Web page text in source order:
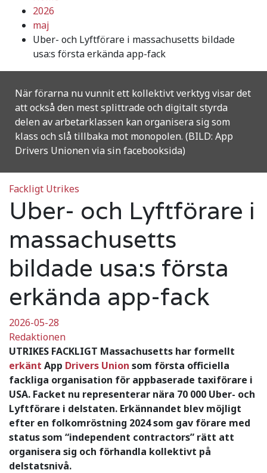
2026
maj
Uber- och Lyftförare i massachusetts bildade
usa:s första erkända app-fack
När förarna nu vunnit ett kollektivt verktyg visar det
att också den mest splittrade och digitalt styrda
delen av arbetarklassen kan organisera sig som
klass och slå tillbaka mot monopolen. (BILD: App
Drivers Unionen via sin facebooksida)
Fackligt Utrikes
Uber- och Lyftförare i
massachusetts
bildade usa:s första
erkända app-fack
2026-05-28
Redaktionen
UTRIKES FACKLIGT Massachusetts har formellt
erkänt App Drivers Union som första officiella
fackliga organisation för appbaserade taxiförare i
USA. Facket nu representerar nära 70 000 Uber- och
Lyftförare i delstaten. Erkännandet blev möjligt
efter en folkomröstning 2024 som gav förare med
status som “independent contractors” rätt att
organisera sig och förhandla kollektivt på
delstatsnivå.